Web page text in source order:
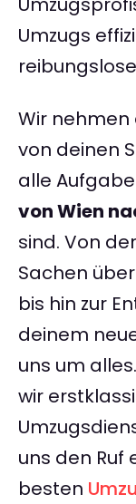
Umzugs
Wir nehmen
von deinen
alle
von Wien
sind. Von
Sachen
bis hin zur
deinem
uns um
wir
uns den Ruf
besten